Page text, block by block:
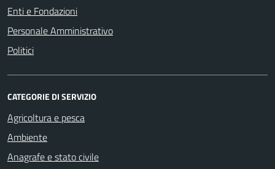
Enti e Fondazioni
Personale Amministrativo
Politici
CATEGORIE DI SERVIZIO
Agricoltura e pesca
Ambiente
Anagrafe e stato civile